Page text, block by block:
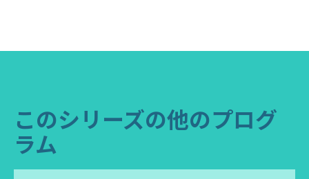
このシリーズの他のプログ
ラム